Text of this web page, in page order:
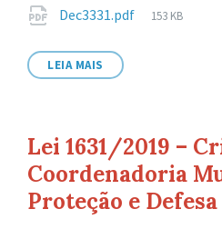
Anexos
Dec3331.pdf
Tamanho
153 KB
LEIA MAIS
Lei 1631/2019 –
Coordenadoria
Proteção e